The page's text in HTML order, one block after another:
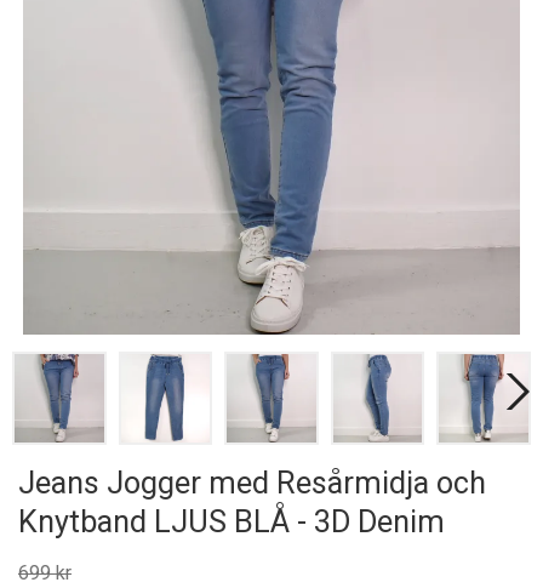
Jeans Jogger med Resårmidja och
Knytband LJUS BLÅ - 3D Denim
699 kr